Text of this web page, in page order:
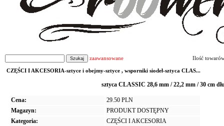
zaawansowane Ilość
CZĘŚCI I AKCESORIA-sztyce i obejmy-sztyce , wsporniki siodeł-sztyca CLAS...
sztyca CLASSIC 28,6 mm / 22,2 mm / 30 cm
Cena:
29.50 PLN
Magazyn:
PRODUKT DOSTĘPNY
Kategoria:
CZĘŚCI I AKCESORIA